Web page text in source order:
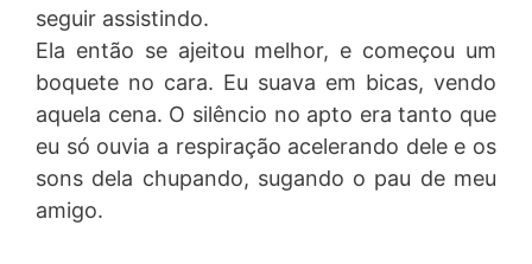
seguir assistindo.
Ela então se ajeitou melhor, e começou um
boquete no cara. Eu suava em bicas, vendo
aquela cena. O silêncio no apto era tanto que
eu só ouvia a respiração acelerando dele e os
sons dela chupando, sugando o pau de meu
amigo.